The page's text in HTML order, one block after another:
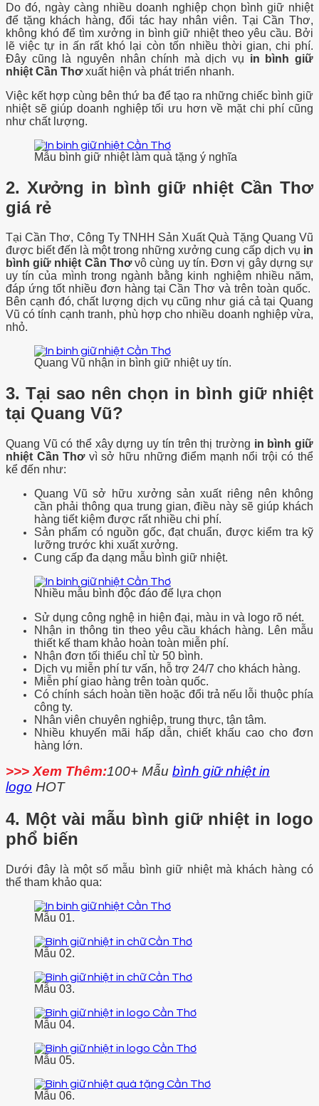
Do đó, ngày càng nhiều doanh nghiệp chọn bình giữ nhiệt
để tặng khách hàng, đối tác hay nhân viên. Tại Cần Thơ,
không khó để tìm xưởng in bình giữ nhiệt theo yêu cầu. Bởi
lẽ việc tự in ấn rất khó lại còn tốn nhiều thời gian, chi phí.
Đây cũng là nguyên nhân chính mà dịch vụ in bình giữ
nhiệt Cần Thơxuất hiện và phát triển nhanh.
Việc kết hợp cùng bên thứ ba để tạo ra những chiếc bình giữ
nhiệt sẽ giúp doanh nghiệp tối ưu hơn về mặt chi phí cũng
như chất lượng.
Mẫu bình giữ nhiệt làm quà tặng ý nghĩa
2. Xưởng in bình giữ nhiệt Cần Thơ
giá rẻ
Tại Cần Thơ, Công Ty TNHH Sản Xuất Quà Tặng Quang Vũ
được biết đến là một trong những xưởng cung cấp dịch vụ in
bình giữ nhiệt Cần Thơvô cùng uy tín. Đơn vị gây dựng sự
uy tín của mình trong ngành bằng kinh nghiệm nhiều năm,
đáp ứng tốt nhiều đơn hàng tại Cần Thơ và trên toàn quốc.
Bên cạnh đó, chất lượng dịch vụ cũng như giá cả tại Quang
Vũ có tính cạnh tranh, phù hợp cho nhiều doanh nghiệp vừa,
nhỏ.
Quang Vũ nhận in bình giữ nhiệt uy tín.
3. Tại sao nên chọn in bình giữ nhiệt
tại Quang Vũ?
Quang Vũ có thể xây dựng uy tín trên thị trường in bình giữ
nhiệt Cần Thơvì sở hữu những điểm mạnh nổi trội có thể
kể đến như:
Quang Vũ sở hữu xưởng sản xuất riêng nên không
cần phải thông qua trung gian, điều này sẽ giúp khách
hàng tiết kiệm được rất nhiều chi phí.
Sản phẩm có nguồn gốc, đạt chuẩn, được kiểm tra kỹ
lưỡng trước khi xuất xưởng.
Cung cấp đa dạng mẫu bình giữ nhiệt.
Nhiều mẫu bình độc đáo để lựa chọn
Sử dụng công nghệ in hiện đại, màu in và logo rõ nét.
Nhận in thông tin theo yêu cầu khách hàng. Lên mẫu
thiết kế tham khảo hoàn toàn miễn phí.
Nhận đơn tối thiểu chỉ từ 50 bình.
Dịch vụ miễn phí tư vấn, hỗ trợ 24/7 cho khách hàng.
Miễn phí giao hàng trên toàn quốc.
Có chính sách hoàn tiền hoặc đổi trả nếu lỗi thuộc phía
công ty.
Nhân viên chuyên nghiệp, trung thực, tận tâm.
Nhiều khuyến mãi hấp dẫn, chiết khấu cao cho đơn
hàng lớn.
>>> Xem Thêm:100+ Mẫu bình giữ nhiệt in
logo HOT
4. Một vài mẫu bình giữ nhiệt in logo
phổ biến
Dưới đây là một số mẫu bình giữ nhiệt mà khách hàng có
thể tham khảo qua:
Mẫu 01.
Mẫu 02.
Mẫu 03.
Mẫu 04.
Mẫu 05.
Mẫu 06.